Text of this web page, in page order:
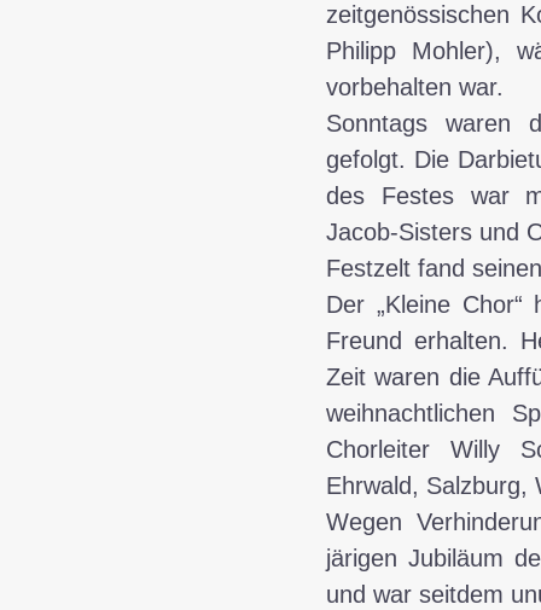
zeitgenössischen
Philipp Mohler),
vorbehalten war.
Sonntags waren
gefolgt. Die
des Festes war
Jacob-Sisters und
Festzelt fand
Der „Kleine
Freund erhalten.
Zeit waren die
weihnachtlichen
Chorleiter Willy
Ehrwald, Salzburg,
Wegen
järigen Jubiläum
und war seitdem